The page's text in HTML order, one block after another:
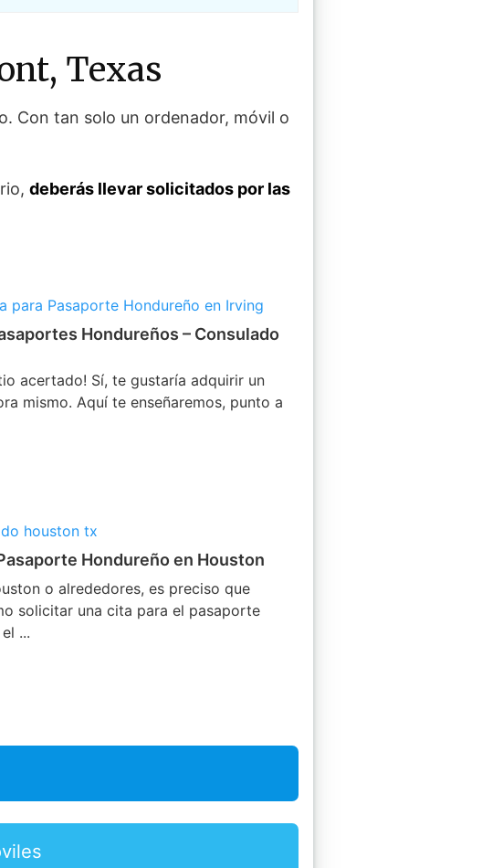
Texas
Con tan solo un ordenador, móvil o
deberás llevar solicitados por las
Hondureños – Consulado
acertado! Sí, te gustaría adquirir un
mismo. Aquí te enseñaremos, punto a
Hondureño en Houston
o alrededores, es preciso que
solicitar una cita para el pasaporte
...